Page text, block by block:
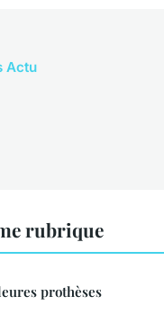
Actu
rubrique
prothèses